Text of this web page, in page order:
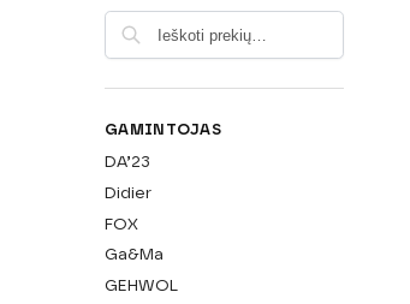
GAMINTOJAS
DA’23
Didier
FOX
Ga&Ma
GEHWOL